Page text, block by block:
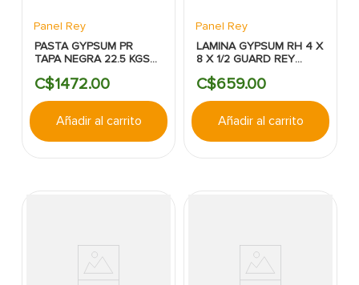
Panel Rey
PASTA GYPSUM PR
TAPA NEGRA 22.5 KGS
C$1472.00
Añadir al carrito
Panel Rey
LAMINA GYPSUM RH 4 X
8 X 1/2 GUARD REY
C$659.00
Añadir al carrito